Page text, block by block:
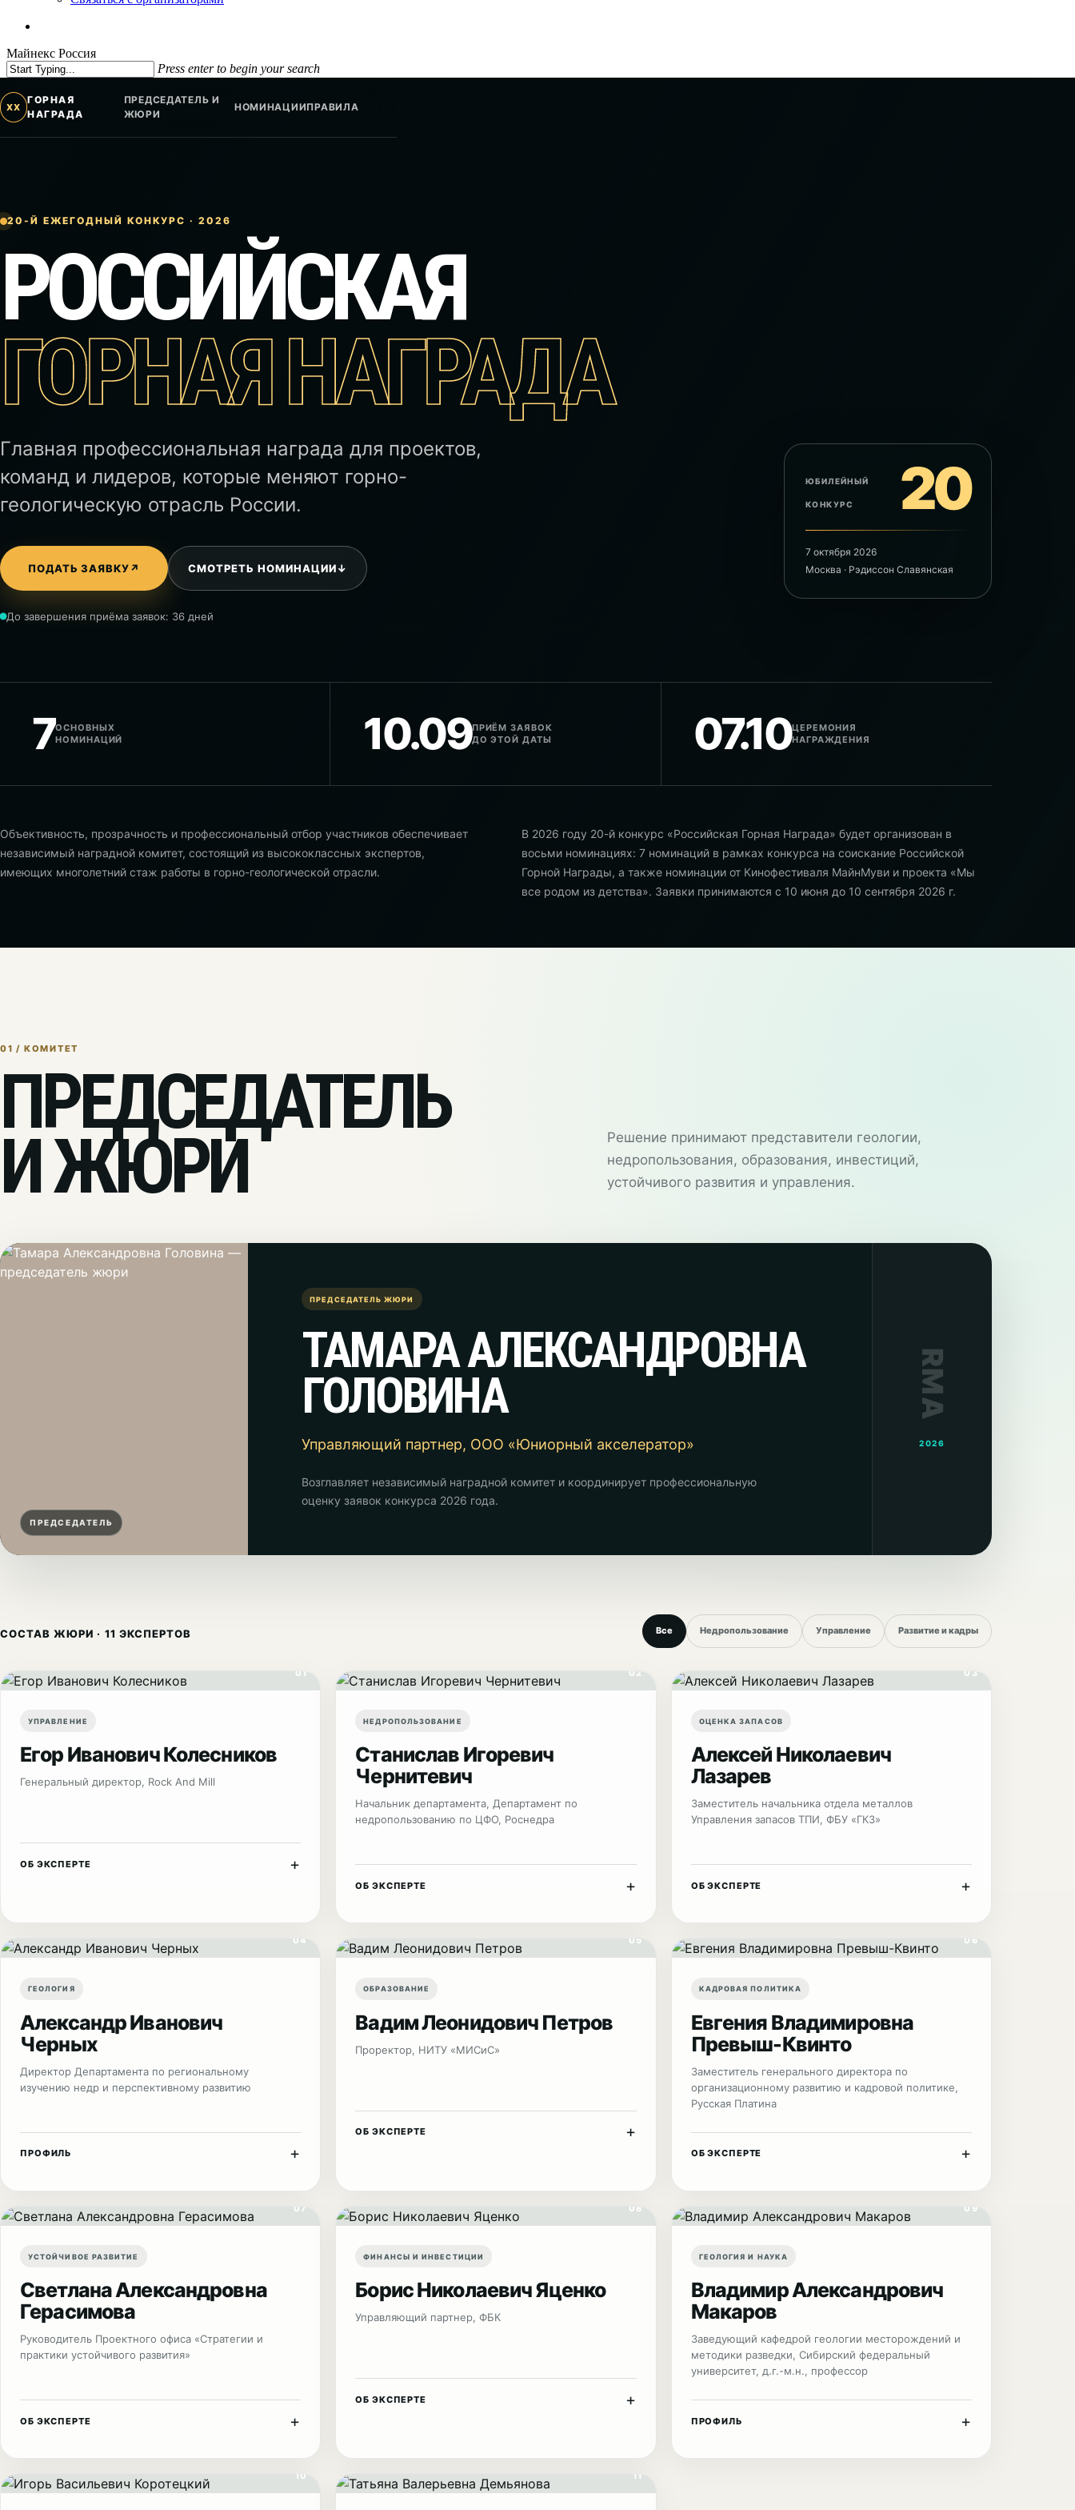
Майнекс Россия
Press enter to begin your search
Search
XX
ГОРНАЯ
НАГРАДА
ПРЕДСЕДАТЕЛЬ И
ЖЮРИ
НОМИНАЦИИПРАВИЛА
20-Й ЕЖЕГОДНЫЙ КОНКУРС · 2026
РОССИЙСКАЯ
ГОРНАЯ НАГРАДА
Главная профессиональная награда для проектов,
команд и лидеров, которые меняют горно-
геологическую отрасль России.
ПОДАТЬ ЗАЯВКУ↗ СМОТРЕТЬ НОМИНАЦИИ↓
До завершения приёма заявок: 36 дней
ЮБИЛЕЙНЫЙ 20
КОНКУРС
7 октября 2026
Москва · Рэдиссон Славянская
7ОСНОВНЫХ
НОМИНАЦИЙ
10.09ПРИЁМ ЗАЯВОК
ДО ЭТОЙ ДАТЫ
07.10ЦЕРЕМОНИЯ
НАГРАЖДЕНИЯ
Объективность, прозрачность и профессиональный отбор участников обеспечивает
независимый наградной комитет, состоящий из высококлассных экспертов,
имеющих многолетний стаж работы в горно-геологической отрасли.
В 2026 году 20-й конкурс «Российская Горная Награда» будет организован в
восьми номинациях: 7 номинаций в рамках конкурса на соискание Российской
Горной Награды, а также номинации от Кинофестиваля МайнМуви и проекта «Мы
все родом из детства». Заявки принимаются c 10 июня до 10 сентября 2026 г.
01 / КОМИТЕТ
ПРЕДСЕДАТЕЛЬ
И ЖЮРИ
Решение принимают представители геологии,
недропользования, образования, инвестиций,
устойчивого развития и управления.
ПРЕДСЕДАТЕЛЬ
ПРЕДСЕДАТЕЛЬ ЖЮРИ
ТАМАРА АЛЕКСАНДРОВНА
ГОЛОВИНА
Управляющий партнер, ООО «Юниорный акселератор»
Возглавляет независимый наградной комитет и координирует профессиональную
оценку заявок конкурса 2026 года.
RMA
2026
СОСТАВ ЖЮРИ · 11 ЭКСПЕРТОВ Все Недропользование Управление Развитие и кадры
УПРАВЛЕНИЕ
Егор Иванович Колесников
Генеральный директор, Rock And Mill
ОБ ЭКСПЕРТЕ +
02
НЕДРОПОЛЬЗОВАНИЕ
Станислав Игоревич
Чернитевич
Начальник департамента, Департамент по
недропользованию по ЦФО, Роснедра
ОБ ЭКСПЕРТЕ +
03
ОЦЕНКА ЗАПАСОВ
Алексей Николаевич
Лазарев
Заместитель начальника отдела металлов
Управления запасов ТПИ, ФБУ «ГКЗ»
ОБ ЭКСПЕРТЕ +
04
ГЕОЛОГИЯ
Александр Иванович
Черных
Директор Департамента по региональному
изучению недр и перспективному развитию
ПРОФИЛЬ +
05
ОБРАЗОВАНИЕ
Вадим Леонидович Петров
Проректор, НИТУ «МИСиС»
ОБ ЭКСПЕРТЕ +
06
КАДРОВАЯ ПОЛИТИКА
Евгения Владимировна
Превыш-Квинто
Заместитель генерального директора по
организационному развитию и кадровой политике,
Русская Платина
ОБ ЭКСПЕРТЕ +
07
УСТОЙЧИВОЕ РАЗВИТИЕ
Светлана Александровна
Герасимова
Руководитель Проектного офиса «Стратегии и
практики устойчивого развития»
ОБ ЭКСПЕРТЕ +
08
ФИНАНСЫ И ИНВЕСТИЦИИ
Борис Николаевич Яценко
Управляющий партнер, ФБК
ОБ ЭКСПЕРТЕ +
09
ГЕОЛОГИЯ И НАУКА
Владимир Александрович
Макаров
Заведующий кафедрой геологии месторождений и
методики разведки, Сибирский федеральный
университет, д.г.-м.н., профессор
ПРОФИЛЬ +
10 11